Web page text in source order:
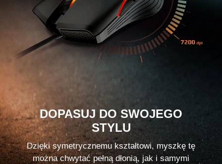
DOPASUJ DO SWOJEGO
STYLU
Dzięki symetrycznemu kształtowi, myszkę tę
można chwytać pełną dłonią, jak i samymi